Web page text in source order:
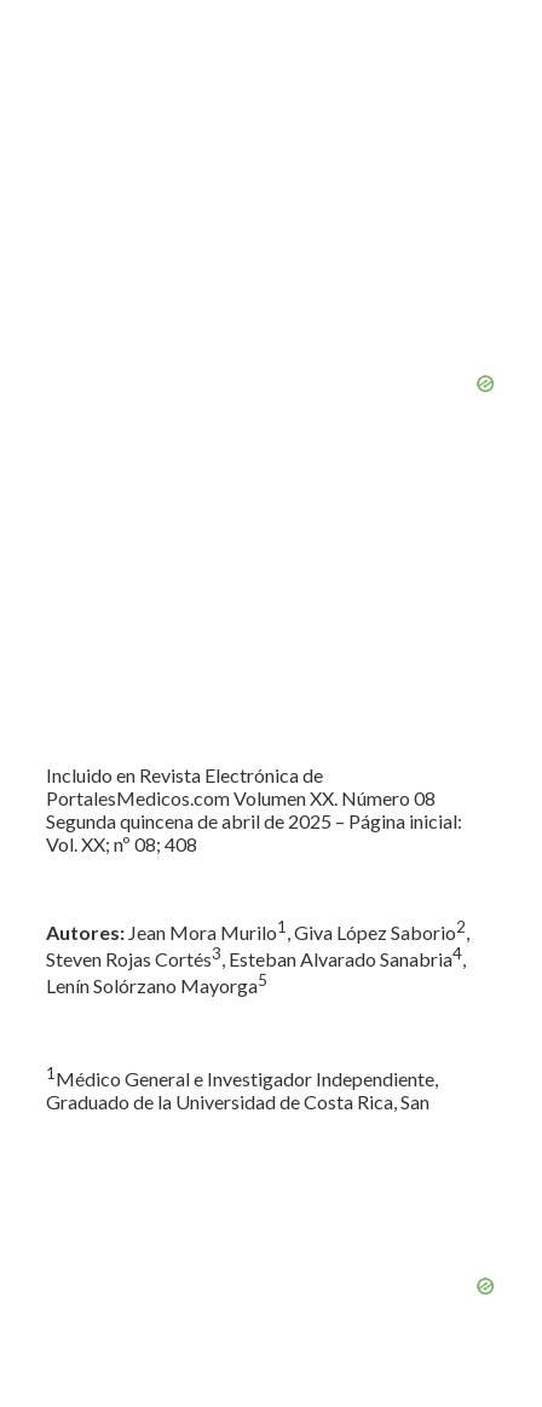
Incluido en Revista Electrónica de
PortalesMedicos.com Volumen XX. Número 08
Segunda quincena de abril de 2025 – Página inicial:
Vol. XX; nº 08; 408
Autores: Jean Mora Murilo1 , Giva López Saborio2,
Steven Rojas Cortés3, Esteban Alvarado Sanabria4,
Lenín Solórzano Mayorga5
1 Médico General e Investigador Independiente,
Graduado de la Universidad de Costa Rica, San